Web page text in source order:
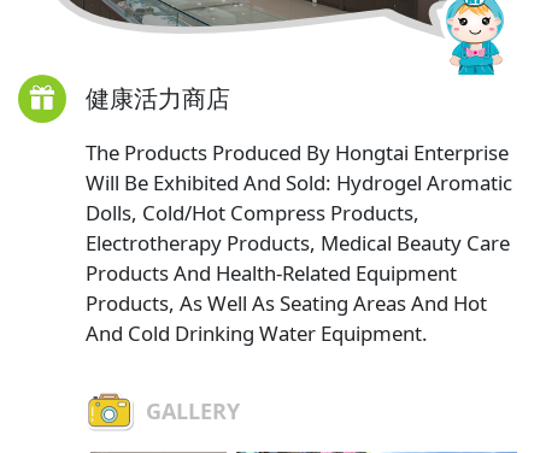
健康活力商店
The Products Produced By Hongtai Enterprise
Will Be Exhibited And Sold: Hydrogel Aromatic
Dolls, Cold/hot Compress Products,
Electrotherapy Products, Medical Beauty Care
Products And Health-Related Equipment
Products, As Well As Seating Areas And Hot
And Cold Drinking Water Equipment.